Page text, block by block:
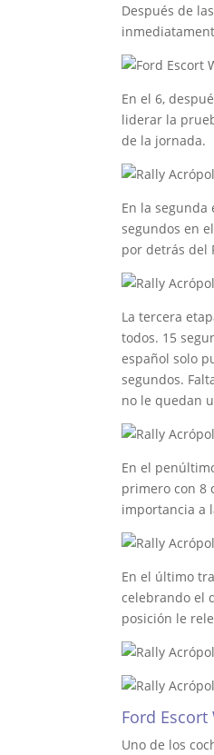
Después de
En el 6,
liderar la
de la jornada.
En la segunda
segundos en
por detrás del
La tercera
todos. 15
español solo
segundos.
no le quedan
En el
primero con 8
importancia a
En el último
celebrando el
posición le
Ford Escort
Uno de los